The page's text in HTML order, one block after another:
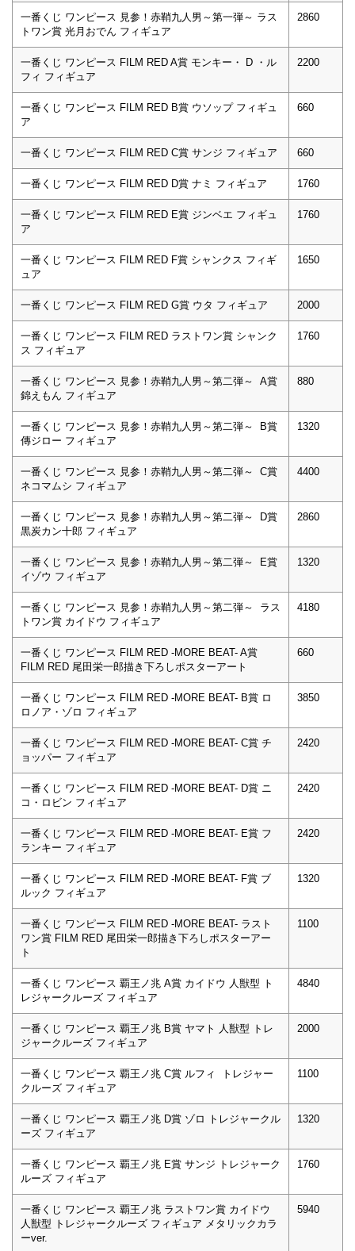
一番くじ ワンピース 見参！赤鞘九人男～第一弾～ ラス
トワン賞 光月おでん フィギュア
2860
一番くじ ワンピース FILM RED A賞 モンキー・ D ・ル
フィ フィギュア
2200
一番くじ ワンピース FILM RED B賞 ウソップ フィギュ
ア
660
一番くじ ワンピース FILM RED C賞 サンジ フィギュア 660
一番くじ ワンピース FILM RED D賞 ナミ フィギュア 1760
一番くじ ワンピース FILM RED E賞 ジンベエ フィギュ
ア
1760
一番くじ ワンピース FILM RED F賞 シャンクス フィギ
ュア
1650
一番くじ ワンピース FILM RED G賞 ウタ フィギュア 2000
一番くじ ワンピース FILM RED ラストワン賞 シャンク
ス フィギュア
1760
一番くじ ワンピース 見参！赤鞘九人男～第二弾～ A賞
錦えもん フィギュア
880
一番くじ ワンピース 見参！赤鞘九人男～第二弾～ B賞
傳ジロー フィギュア
1320
一番くじ ワンピース 見参！赤鞘九人男～第二弾～ C賞
ネコマムシ フィギュア
4400
一番くじ ワンピース 見参！赤鞘九人男～第二弾～ D賞
黒炭カン十郎 フィギュア
2860
一番くじ ワンピース 見参！赤鞘九人男～第二弾～ E賞
イゾウ フィギュア
1320
一番くじ ワンピース 見参！赤鞘九人男～第二弾～ ラス
トワン賞 カイドウ フィギュア
4180
一番くじ ワンピース FILM RED -MORE BEAT- A賞
FILM RED 尾田栄一郎描き下ろしポスターアート
660
一番くじ ワンピース FILM RED -MORE BEAT- B賞 ロ
ロノア・ゾロ フィギュア
3850
一番くじ ワンピース FILM RED -MORE BEAT- C賞 チ
ョッパー フィギュア
2420
一番くじ ワンピース FILM RED -MORE BEAT- D賞 ニ
コ・ロビン フィギュア
2420
一番くじ ワンピース FILM RED -MORE BEAT- E賞 フ
ランキー フィギュア
2420
一番くじ ワンピース FILM RED -MORE BEAT- F賞 ブ
ルック フィギュア
1320
一番くじ ワンピース FILM RED -MORE BEAT- ラスト
ワン賞 FILM RED 尾田栄一郎描き下ろしポスターアー
ト
1100
一番くじ ワンピース 覇王ノ兆 A賞 カイドウ 人獣型 ト
レジャークルーズ フィギュア
4840
一番くじ ワンピース 覇王ノ兆 B賞 ヤマト 人獣型 トレ
ジャークルーズ フィギュア
2000
一番くじ ワンピース 覇王ノ兆 C賞 ルフィ トレジャー
クルーズ フィギュア
1100
一番くじ ワンピース 覇王ノ兆 D賞 ゾロ トレジャークル
ーズ フィギュア
1320
一番くじ ワンピース 覇王ノ兆 E賞 サンジ トレジャーク
ルーズ フィギュア
1760
一番くじ ワンピース 覇王ノ兆 ラストワン賞 カイドウ
人獣型 トレジャークルーズ フィギュア メタリックカラ
ーver.
5940